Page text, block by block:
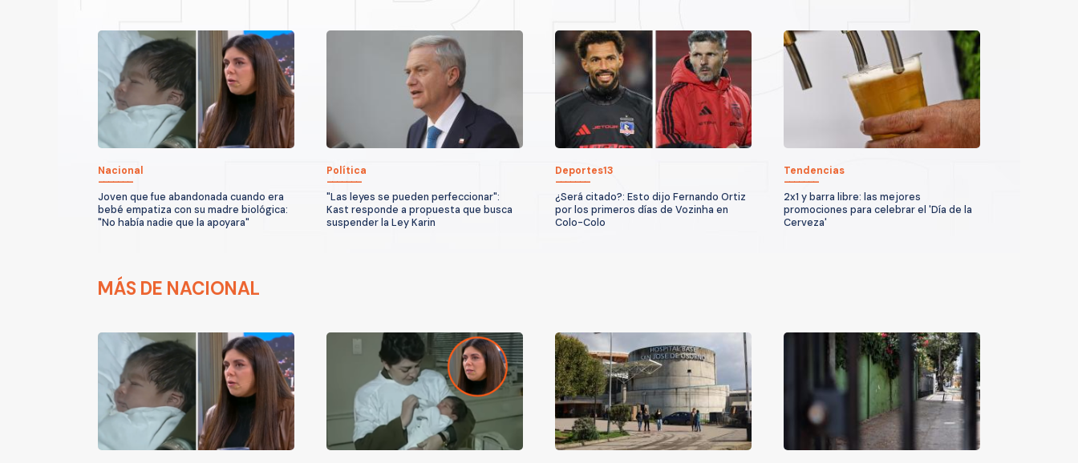
Nacional
Joven que fue abandonada cuando era
bebé empatiza con su madre biológica:
"No había nadie que la apoyara"
Política
"Las leyes se pueden perfeccionar":
Kast responde a propuesta que busca
suspender la Ley Karin
Deportes13
¿Será citado?: Esto dijo Fernando Ortiz
por los primeros días de Vozinha en
Colo-Colo
Tendencias
2x1 y barra libre: las mejores
promociones para celebrar el 'Día de la
Cerveza'
MÁS DE NACIONAL